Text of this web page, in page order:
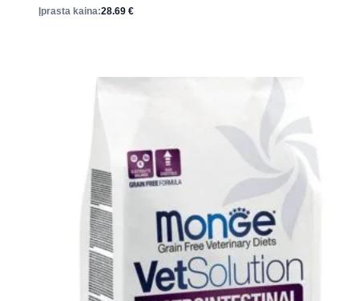
Įprasta kaina:28.69 €